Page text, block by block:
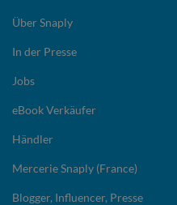
Über Snaply
In der Presse
Jobs
eBook Verkäufer
Händler
Mercerie Snaply (France)
Blogger, Influencer, Presse